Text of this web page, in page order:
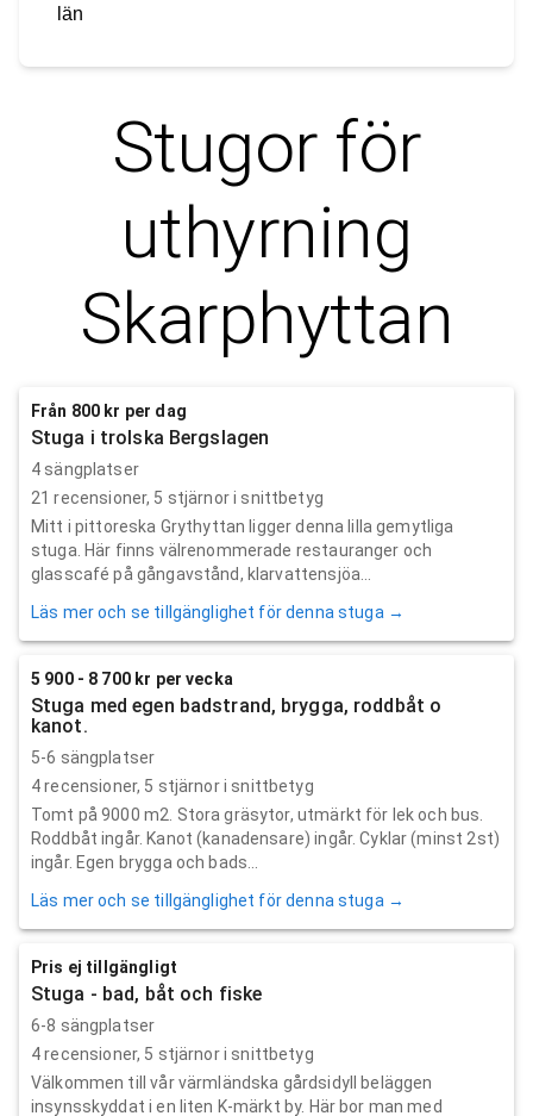
län
Stugor för
uthyrning
Skarphyttan
Från 800 kr per dag
Stuga i trolska Bergslagen
4 sängplatser
21 recensioner, 5 stjärnor i snittbetyg
Mitt i pittoreska Grythyttan ligger denna lilla gemytliga
stuga. Här finns välrenommerade restauranger och
glasscafé på gångavstånd, klarvattensjöa...
Läs mer och se tillgänglighet för denna stuga →
5 900 - 8 700 kr per vecka
Stuga med egen badstrand, brygga, roddbåt o
kanot.
5-6 sängplatser
4recensioner, 5 stjärnor i snittbetyg
Tomt på 9000 m2. Stora gräsytor, utmärkt för lek och bus.
Roddbåt ingår. Kanot (kanadensare) ingår. Cyklar (minst 2st)
ingår. Egen brygga och bads...
Läs mer och se tillgänglighet för denna stuga →
Pris ej tillgängligt
Stuga - bad, båt och fiske
6-8 sängplatser
4recensioner, 5 stjärnor i snittbetyg
Välkommen till vår värmländska gårdsidyll beläggen
insynsskyddat i en liten K-märkt by. Här bor man med